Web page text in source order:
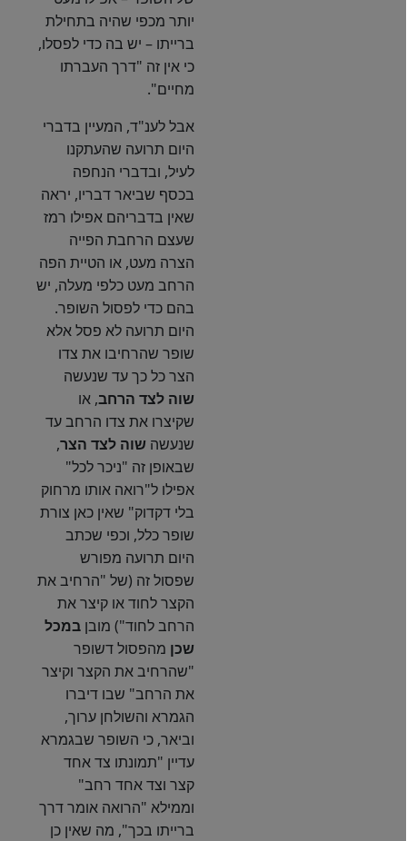
יותר מכפי שהיה בתחילת
ברייתו – יש בה כדי לפסלו,
כי אין זה "דרך העברתו
מחיים".
אבל לענ"ד, המעיין בדברי
היום תרועה שהעתקנו
לעיל, ובדברי הנחפה
בכסף שביאר דבריו, יראה
שאין בדבריהם אפילו רמז
שעצם הרחבת הפייה
הצרה מעט, או הטיית הפה
הרחב מעט כלפי מעלה, יש
בהם כדי לפסול השופר.
היום תרועה לא פסל אלא
שופר שהרחיבו את צדו
הצר כל כך עד שנעשה
שוה לצד הרחב, או
שקיצרו את צדו הרחב עד
שנעשה שוה לצד הצר,
שבאופן זה "ניכר לכל"
אפילו ל"רואה אותו מרחוק
בלי דקדוק" שאין כאן צורת
שופר כלל, וכפי שכתב
היום תרועה מפורש
שפסול זה (של "הרחיב את
הקצר לחוד או קיצר את
הרחב לחוד") מובן במכל
שכן מהפסול דשופר
"שהרחיב את הקצר וקיצר
את הרחב" שבו דיברו
הגמרא והשולחן ערוך,
וביאר, כי השופר שבגמרא
עדיין "תמונתו צד אחד
קצר וצד אחד רחב"
וממילא "הרואה אומר דרך
ברייתו בכך", מה שאין כן